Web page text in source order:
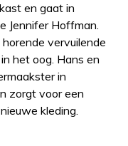
en gaat in
Jennifer Hoffman.
vervuilende
het oog. Hans en
in
zorgt voor een
kleding.